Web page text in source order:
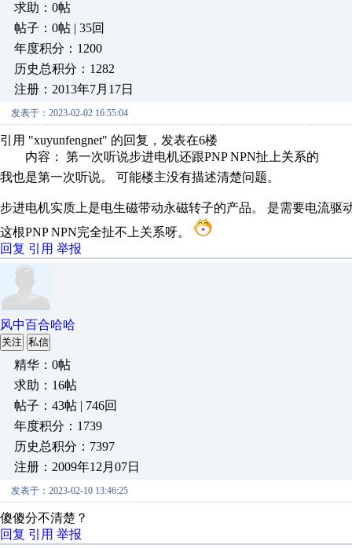
求助：0帖
帖子：0帖 | 35回
年度积分：1200
历史总积分：1282
注册：2013年7月17日
发表于：2023-02-02 16:55:04
引用 "xuyunfengnet" 的回复，发表在6楼
内容： 第一次听说步进电机还跟PNP NPN扯上关系的
我也是第一次听说。 可能楼主没有描述清楚问题。
步进电机实质上是电生磁带动永磁转子的产品。 是需要电流
这根PNP NPN完全扯不上关系呀。
回复 引用 举报
风中百合哈哈
关注 私信
精华：0帖
求助：16帖
帖子：43帖 | 746回
年度积分：1739
历史总积分：7397
注册：2009年12月07日
发表于：2023-02-10 13:46:25
傻傻分不清楚？
回复 引用 举报